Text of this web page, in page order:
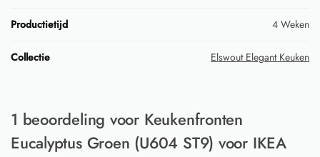
Productietijd 4 Weken
Collectie Elswout Elegant Keuken
1 beoordeling voor Keukenfronten
Eucalyptus Groen (U604 ST9) voor IKEA